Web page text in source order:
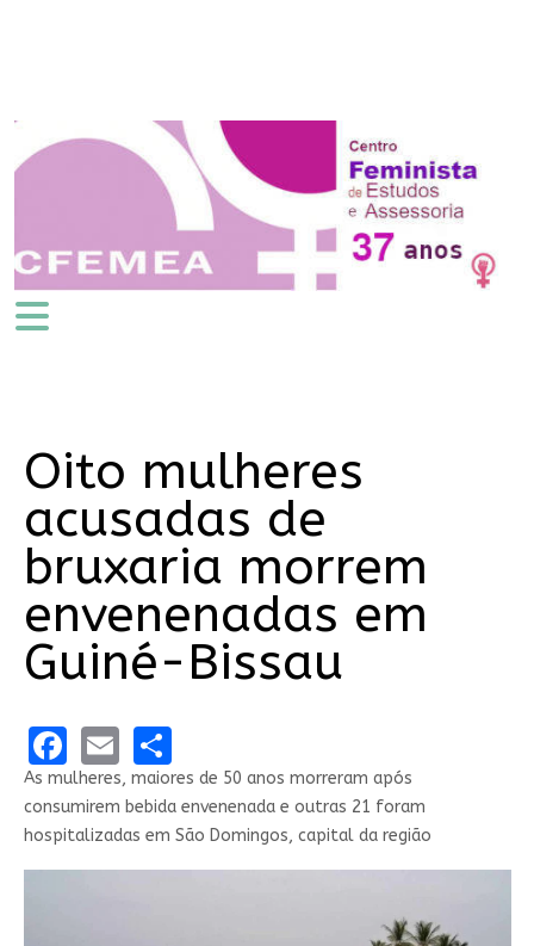
Oito mulheres
acusadas de
bruxaria morrem
envenenadas em
Guiné-Bissau
Facebook
EmailShare
As mulheres, maiores de 50 anos morreram após
consumirem bebida envenenada e outras 21 foram
hospitalizadas em São Domingos, capital da região